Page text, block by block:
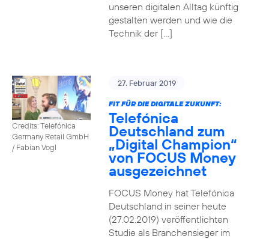
unseren digitalen Alltag künftig
gestalten werden und wie die
Technik der […]
Credits: Telefónica
Germany Retail GmbH
/ Fabian Vogl
27. Februar 2019
FIT FÜR DIE DIGITALE ZUKUNFT:
Telefónica
Deutschland zum
„Digital Champion“
von FOCUS Money
ausgezeichnet
FOCUS Money hat Telefónica
Deutschland in seiner heute
(27.02.2019) veröffentlichten
Studie als Branchensieger im